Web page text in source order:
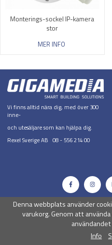
Monterings-sockel IP-kamera
stor
MER INFO
Vi finns alltid nära dig, med över 300
inne-
och utesäljare som kan hjälpa dig.
Rexel Sverige AB 08 - 556 214 00
Drift & produktion:
Denna webbplats använder
varukorg. Genom att
Info